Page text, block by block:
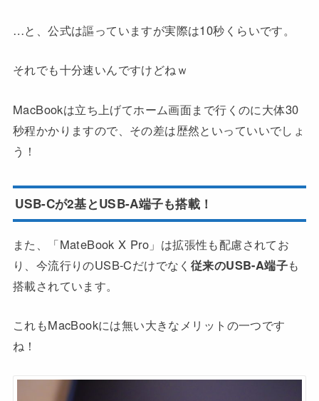
…と、公式は謳っていますが実際は10秒くらいです。
それでも十分速いんですけどねｗ
MacBookは立ち上げてホーム画面まで行くのに大体30
秒程かかりますので、その差は歴然といっていいでしょ
う！
USB-Cが2基とUSB-A端子も搭載！
また、「MateBook X Pro」は拡張性も配慮されてお
り、今流行りのUSB-Cだけでなく 従来のUSB-A端子も
搭載されています。
これもMacBookには無い大きなメリットの一つです
ね！